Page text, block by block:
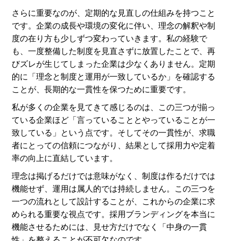
さらに重要なのが、定期的な見直しの仕組みを持つこと
です。企業の成長や環境の変化に伴い、理念の解釈や制
度の在り方も少しずつ変わっていきます。私の経験で
も、一度整備した制度を見直さずに放置したことで、再
びズレが生じてしまった企業は少なくありません。定期
的に「理念と制度と運用が一致しているか」を確認する
ことが、長期的な一貫性を保つために重要です。
私が多くの企業を見てきて感じるのは、この三つが揃っ
ている企業ほど「言っていることとやっていることが一
致している」という点です。そしてその一貫性が、求職
者にとっての信頼につながり、結果として採用力や定着
率の向上に直結しています。
理念は掲げるだけでは意味がなく、制度は作るだけでは
機能せず、運用は属人的では持続しません。この三つを
一つの流れとして設計することが、これからの企業に求
められる重要な視点です。採用ブランディングを本当に
機能させるためには、見せ方だけでなく「中身の一貫